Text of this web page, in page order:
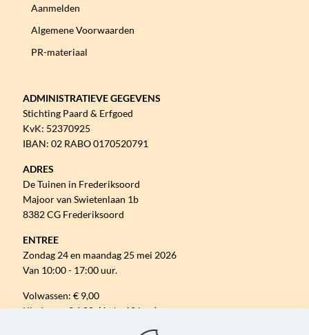
Aanmelden
Algemene Voorwaarden
PR-materiaal
ADMINISTRATIEVE GEGEVENS
Stichting Paard & Erfgoed
KvK: 52370925
IBAN: 02 RABO 0170520791
ADRES
De Tuinen in Frederiksoord
Majoor van Swietenlaan 1b
8382 CG Frederiksoord
ENTREE
Zondag 24 en maandag 25 mei 2026
Van 10:00 - 17:00 uur.
Volwassen: € 9,00
Kinderen: € 6,00 (4 t/m 12 jaar)